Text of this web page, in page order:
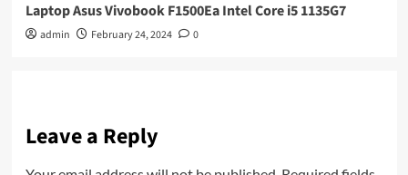
Laptop Asus Vivobook F1500Ea Intel Core i5 1135G7
admin February 24, 2024 0
Leave a Reply